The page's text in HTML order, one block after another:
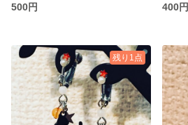
500円
400円
残り1点